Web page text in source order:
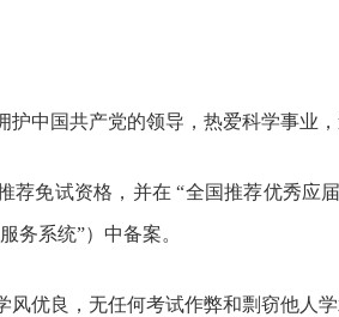
护中国共产党的领导，热爱科学事业
荐免试资格，并在 “全国推荐优秀应
免服务系统”）中备案。
风优良，无任何考试作弊和剽窃他人